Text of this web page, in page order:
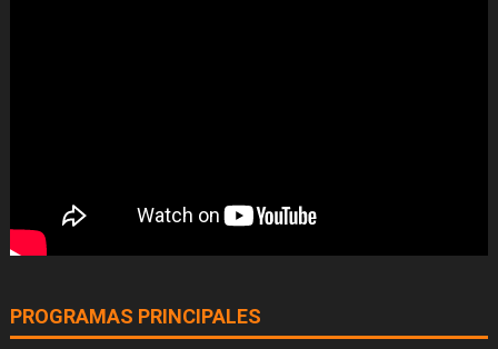
PROGRAMAS PRINCIPALES